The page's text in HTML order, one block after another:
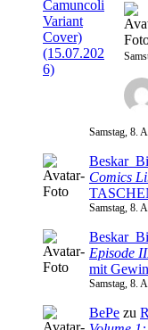
Samstag, 8.
Comics
Samstag, 8.
Episode
mit
Samstag, 8.
BePe zu